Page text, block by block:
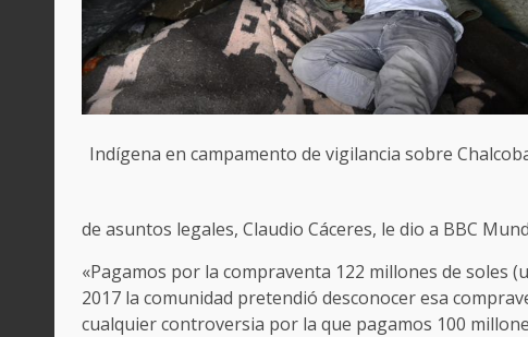
Indígena en campamento de vigilancia sobre
de asuntos legales, Claudio Cáceres, le dio a BBC
«Pagamos por la compraventa 122 millones de soles
2017 la comunidad pretendió desconocer esa
cualquier controversia por la que pagamos 100